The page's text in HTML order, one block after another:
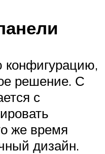
решение. С
с
же время
дизайн.